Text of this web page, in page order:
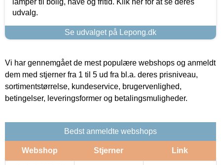
lamper til bolig, have og fritid. Klik her for at se deres
udvalg.
Se udvalget på Lepong.dk
Vi har gennemgået de mest populære webshops og anmeldt
dem med stjerner fra 1 til 5 ud fra bl.a. deres prisniveau,
sortimentstørrelse, kundeservice, brugervenlighed,
betingelser, leveringsformer og betalingsmuligheder.
Bedst anmeldte webshops
Webshop Stjerner Link